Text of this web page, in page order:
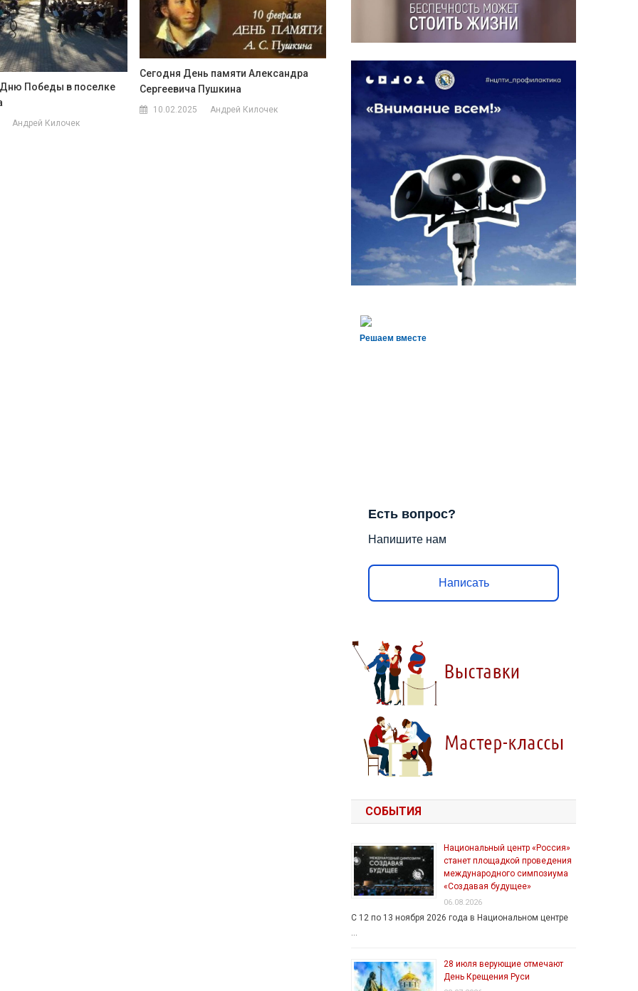
Дню Победы в поселке
Андрей Килочек
Сегодня День памяти Александра
Сергеевича Пушкина
10.02.2025 Андрей Килочек
Решаем вместе
Есть вопрос?
Напишите нам
Написать
СОБЫТИЯ
Национальный центр «Россия»
станет площадкой проведения
международного симпозиума
«Создавая будущее»
06.08.2026
С 12 по 13 ноября 2026 года в Национальном центре
28 июля верующие отмечают
День Крещения Руси